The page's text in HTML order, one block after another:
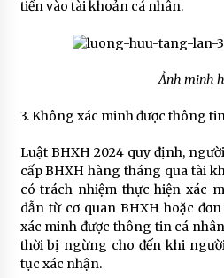
tiền vào tài khoản cá nhân.
Ảnh minh
3. Không xác minh được thông
Luật BHXH 2024 quy định,
cấp BHXH hàng tháng qua tài
có trách nhiệm thực hiện xác
dẫn từ cơ quan BHXH hoặc
xác minh được thông tin cá
thời bị ngừng cho đến khi
tục xác nhận.